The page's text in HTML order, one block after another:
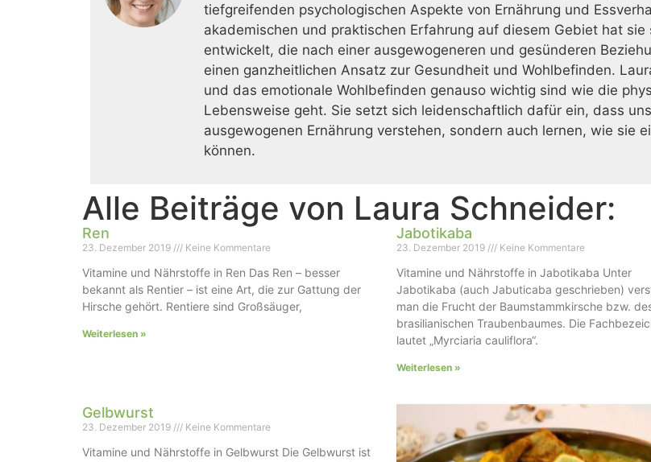
tiefgreifenden psychologischen Aspekte von Ernährung und
akademischen und praktischen Erfahrung auf diesem Gebiet hat
entwickelt, die nach einer ausgewogeneren und gesünderen
einen ganzheitlichen Ansatz zur Gesundheit und Wohlbefinden.
und das emotionale Wohlbefinden genauso wichtig sind wie die
Lebensweise geht. Sie setzt sich leidenschaftlich dafür ein, dass
ausgewogenen Ernährung verstehen, sondern auch lernen, wie sie
können.
Alle Beiträge von Laura Schneider:
Ren
23. Dezember 2019 Keine Kommentare
Vitamine und Nährstoffe in Ren Das Ren – besser
bekannt als Rentier – ist eine Art, die zur Gattung der
Hirsche gehört. Rentiere sind Großsäuger,
Weiterlesen »
Jabotikaba
23. Dezember 2019 Keine Kommentare
Vitamine und Nährstoffe in Jabotikaba Unter
Jabotikaba (auch Jabuticaba geschrieben)
man die Frucht der Baumstammkirsche bzw.
brasilianischen Traubenbaumes. Die
lautet „Myrciaria cauliflora“.
Weiterlesen »
Gelbwurst
23. Dezember 2019 Keine Kommentare
Vitamine und Nährstoffe in Gelbwurst Die Gelbwurst ist